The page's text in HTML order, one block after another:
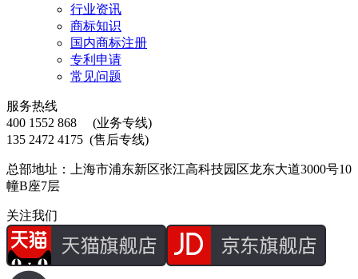
行业资讯
商标知识
国内商标注册
专利申请
常见问题
服务热线
400 1552 868
(业务专线)
135 2472 4175 (售后专线)
总部地址：上海市浦东新区张江高科技园区龙东大道3000号10
幢B座7层
关注我们